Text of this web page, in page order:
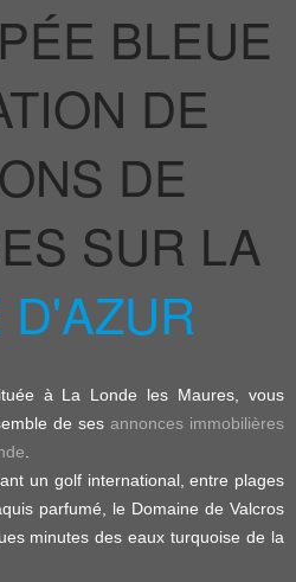
BLEUE
DE
DE
SUR LA
D'AZUR
à La Londe les Maures, vous
de ses annonces immobilières
un golf international, entre plages
parfumé, le Domaine de Valcros
minutes des eaux turquoise de la